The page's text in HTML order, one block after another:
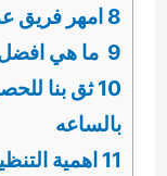
8 امهر فريق عمل محترف فى التنظيف
9 ما هي افضل اسعار تنظيف منازل بالساعه ؟
10 ثق بنا
بالساعه
11 اهمية التنظيف الدوري